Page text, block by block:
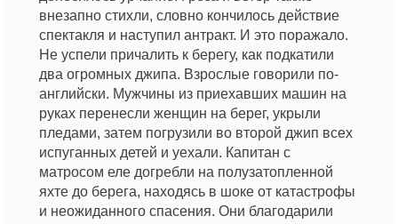
внезапно стихли, словно кончилось действие
спектакля и наступил антракт. И это поражало.
Не успели причалить к берегу, как подкатили
два огромных джипа. Взрослые говорили по-
английски. Мужчины из приехавших машин на
руках перенесли женщин на берег, укрыли
пледами, затем погрузили во второй джип всех
испуганных детей и уехали. Капитан с
матросом еле догребли на полузатопленной
яхте до берега, находясь в шоке от катастрофы
и неожиданного спасения. Они благодарили